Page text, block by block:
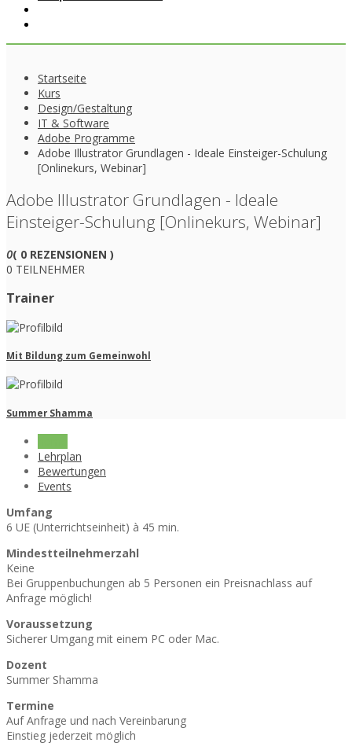
Startseite
Kurs
Design/Gestaltung
IT & Software
Adobe Programme
Adobe Illustrator Grundlagen - Ideale Einsteiger-Schulung
[Onlinekurs, Webinar]
Adobe Illustrator Grundlagen - Ideale
Einsteiger-Schulung [Onlinekurs, Webinar]
0( 0 REZENSIONEN )
0 TEILNEHMER
Trainer
Mit Bildung zum Gemeinwohl
Summer Shamma
Lehrplan
Bewertungen
Events
Umfang
6 UE (Unterrichtseinheit) à 45 min.
Mindestteilnehmerzahl
Keine
Bei Gruppenbuchungen ab 5 Personen ein Preisnachlass auf
Anfrage möglich!
Voraussetzung
Sicherer Umgang mit einem PC oder Mac.
Dozent
Summer Shamma
Termine
Auf Anfrage und nach Vereinbarung
Einstieg jederzeit möglich